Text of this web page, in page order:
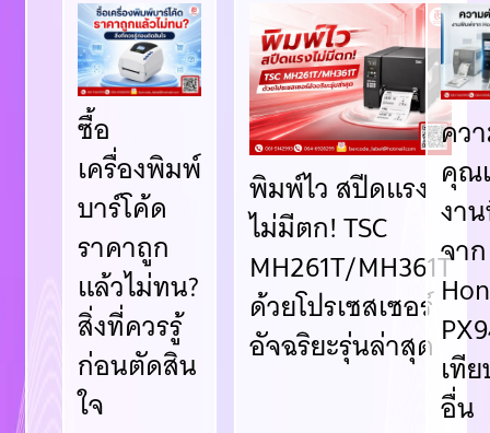
ซื้อ
เครื่องพิมพ์
บาร์โค้ด
ราคาถูก
แล้วไม่ทน?
สิ่งที่ควรรู้
ก่อนตัดสิน
ใจ
พิมพ์ไว สปีดแรง
ไม่มีตก! TSC
MH261T/MH361T
ด้วยโปรเซสเซอร์
อัจฉริยะรุ่นล่าสุด
คว
คุณ
งา
จาก
เที
อื่น